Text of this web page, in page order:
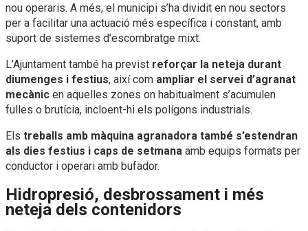
nou operaris. A més, el municipi s’ha dividit en nou sectors
per a facilitar una actuació més específica i constant, amb
suport de sistemes d’escombratge mixt.
L’Ajuntament també ha previst reforçar la neteja durant
diumenges i festius, així com ampliar el servei d’agranat
mecànic en aquelles zones on habitualment s’acumulen
fulles o brutícia, incloent-hi els polígons industrials.
Els treballs amb màquina agranadora també s’estendran
als dies festius i caps de setmana amb equips formats per
conductor i operari amb bufador.
Hidropresió, desbrossament i més
neteja dels contenidors